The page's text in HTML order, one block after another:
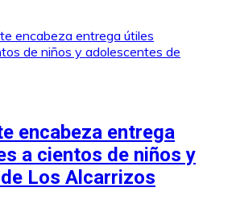
encabeza entrega
a cientos de niños y
Los Alcarrizos